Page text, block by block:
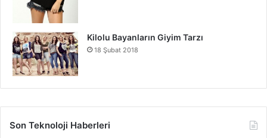
Kilolu Bayanların Giyim Tarzı
18 Şubat 2018
Son Teknoloji Haberleri